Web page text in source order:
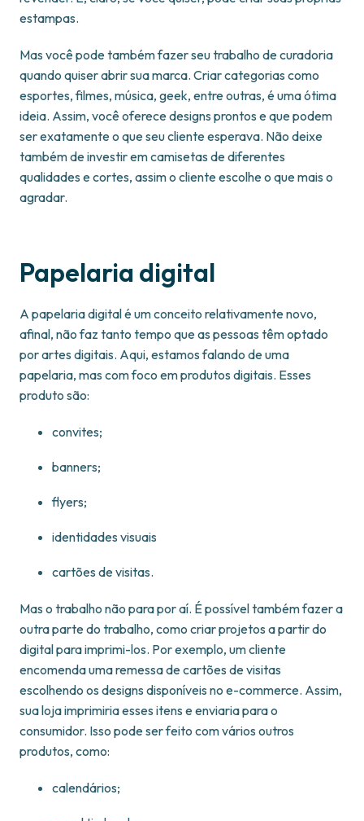
estampas.
Mas você pode também fazer seu trabalho de curadoria
quando quiser abrir sua marca. Criar categorias como
esportes, filmes, música, geek, entre outras, é uma ótima
ideia. Assim, você oferece designs prontos e que podem
ser exatamente o que seu cliente esperava. Não deixe
também de investir em camisetas de diferentes
qualidades e cortes, assim o cliente escolhe o que mais o
agradar.
Papelaria digital
A papelaria digital é um conceito relativamente novo,
afinal, não faz tanto tempo que as pessoas têm optado
por artes digitais. Aqui, estamos falando de uma
papelaria, mas com foco em produtos digitais. Esses
produto são:
convites;
banners;
flyers;
identidades visuais
cartões de visitas.
Mas o trabalho não para por aí. É possível também fazer a
outra parte do trabalho, como criar projetos a partir do
digital para imprimi-los. Por exemplo, um cliente
encomenda uma remessa de cartões de visitas
escolhendo os designs disponíveis no e-commerce. Assim,
sua loja imprimiria esses itens e enviaria para o
consumidor. Isso pode ser feito com vários outros
produtos, como:
calendários;